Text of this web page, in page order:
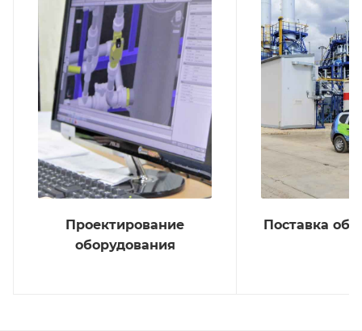
Проектирование
оборудования
Поставка